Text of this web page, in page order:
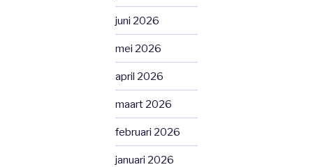
juni 2026
mei 2026
april 2026
maart 2026
februari 2026
januari 2026